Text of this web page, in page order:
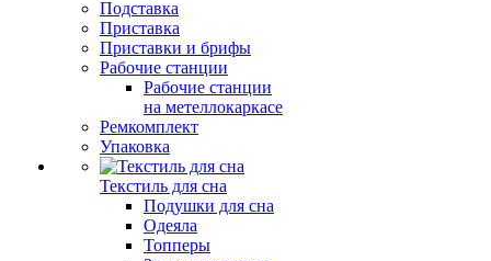
Подставка
Приставка
Приставки и брифы
Рабочие станции
Рабочие станции
на метеллокаркасе
Ремкомплект
Упаковка
Текстиль для сна
Подушки для сна
Одеяла
Топперы